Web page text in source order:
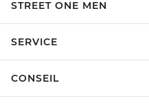
STREET ONE MEN
SERVICE
CONSEIL